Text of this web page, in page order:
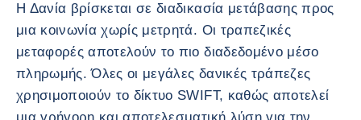
Η Δανία βρίσκεται σε διαδικασία μετάβασης προς
μια κοινωνία χωρίς μετρητά. Οι τραπεζικές
μεταφορές αποτελούν το πιο διαδεδομένο μέσο
πληρωμής. Όλες οι μεγάλες δανικές τράπεζες
χρησιμοποιούν το δίκτυο SWIFT, καθώς αποτελεί